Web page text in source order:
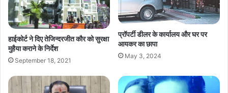
हाईकोर्ट ने दिए तेजिन्दरजीत कौर को सुरक्षा
मुहैया कराने के निर्देश
September 18, 2021
प्रॉपर्टी डीलर के कार्यालय और घर पर
आयकर का छापा
May 3, 2024